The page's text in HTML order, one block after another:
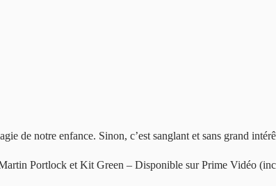
de notre enfance. Sinon, c’est sanglant et sans grand
Portlock et Kit Green – Disponible sur Prime Vidéo